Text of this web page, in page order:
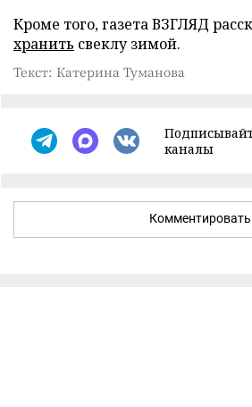
Кроме того, газета ВЗГЛЯД
хранить свеклу зимой.
Текст: Катерина Туманова
каналы
Комментировать